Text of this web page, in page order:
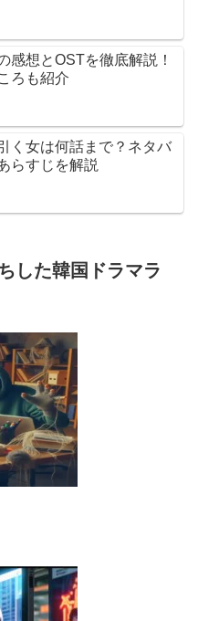
感想とOSTを徹底解説！
ろも紹介
く女は何話まで？ネタバ
らすじを解説
した韓国ドラマラ